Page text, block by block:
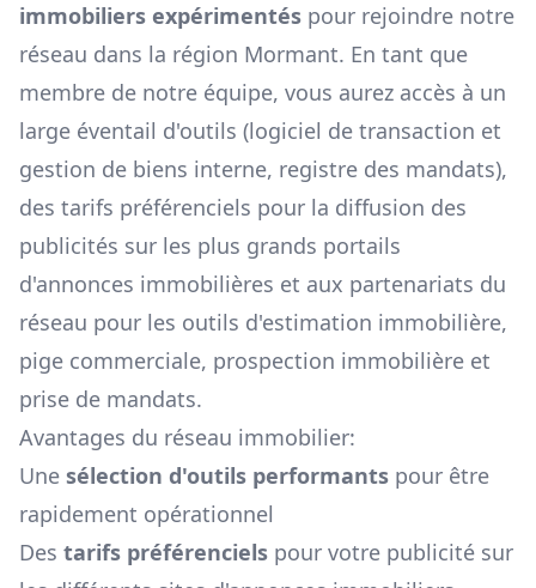
immobiliers expérimentés pour rejoindre notre
réseau dans la région Mormant. En tant que
membre de notre équipe, vous aurez accès à un
large éventail d'outils (logiciel de transaction et
gestion de biens interne, registre des mandats),
des tarifs préférenciels pour la diffusion des
publicités sur les plus grands portails
d'annonces immobilières et aux partenariats du
réseau pour les outils d'estimation immobilière,
pige commerciale, prospection immobilière et
prise de mandats.
Avantages du réseau immobilier:
Une sélection d'outils performants pour être
rapidement opérationnel
Des tarifs préférenciels pour votre publicité sur